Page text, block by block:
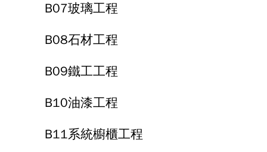
B07玻璃工程
B08石材工程
B09鐵工工程
B10油漆工程
B11系統櫥櫃工程